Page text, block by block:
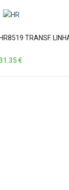
HR8519 TRANSF.
€